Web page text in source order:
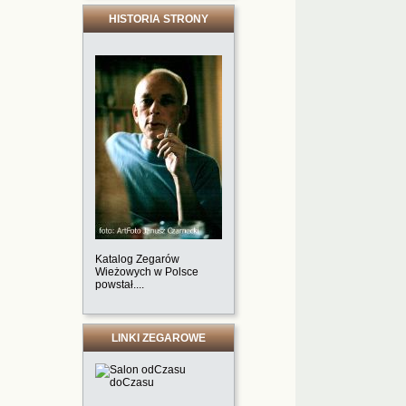
HISTORIA STRONY
Katalog Zegarów
Wieżowych w Polsce
powstał....
LINKI ZEGAROWE